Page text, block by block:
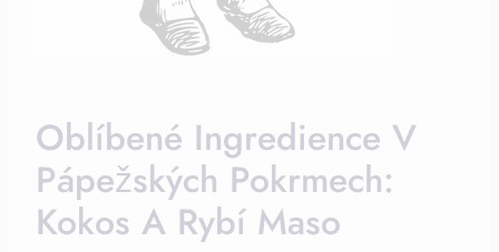
Oblíbené Ingredience V
Pápežských Pokrmech:
Kokos A Rybí Maso